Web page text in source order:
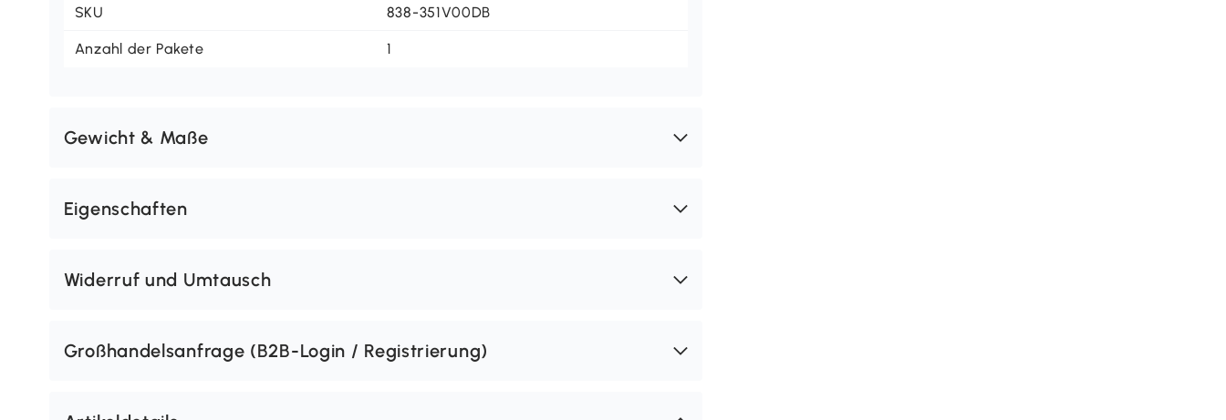
SKU 838-351V00DB
Anzahl der Pakete 1
Gewicht & Maße
Eigenschaften
Widerruf und Umtausch
Großhandelsanfrage (B2B-Login / Registrierung)